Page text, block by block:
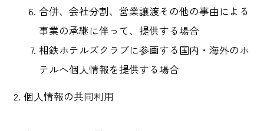
合併、会社分割、営業譲渡その他の事由による
事業の承継に伴って、提供する場合
相鉄ホテルズクラブに参画する国内・海外のホ
テルへ個人情報を提供する場合
個人情報の共同利用